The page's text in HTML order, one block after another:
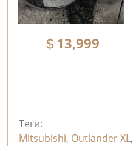
13,999
Теги:
Mitsubishi, Outlander XL,